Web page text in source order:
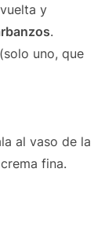
y
.
uno, que
al vaso de la
fina.